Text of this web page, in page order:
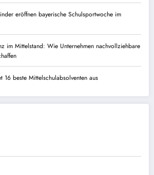
eröffnen bayerische Schulsportwoche im
im Mittelstand: Wie Unternehmen nachvollziehbare
16 beste Mittelschulabsolventen aus